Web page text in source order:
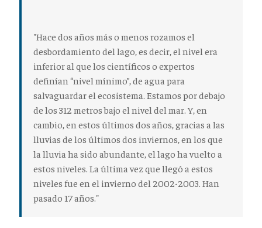
"Hace dos años más o menos rozamos el
desbordamiento del lago, es decir, el nivel era
inferior al que los científicos o expertos
definían “nivel mínimo”, de agua para
salvaguardar el ecosistema. Estamos por debajo
de los 312 metros bajo el nivel del mar. Y, en
cambio, en estos últimos dos años, gracias a las
lluvias de los últimos dos inviernos, en los que
la lluvia ha sido abundante, el lago ha vuelto a
estos niveles. La última vez que llegó a estos
niveles fue en el invierno del 2002-2003. Han
pasado 17 años."